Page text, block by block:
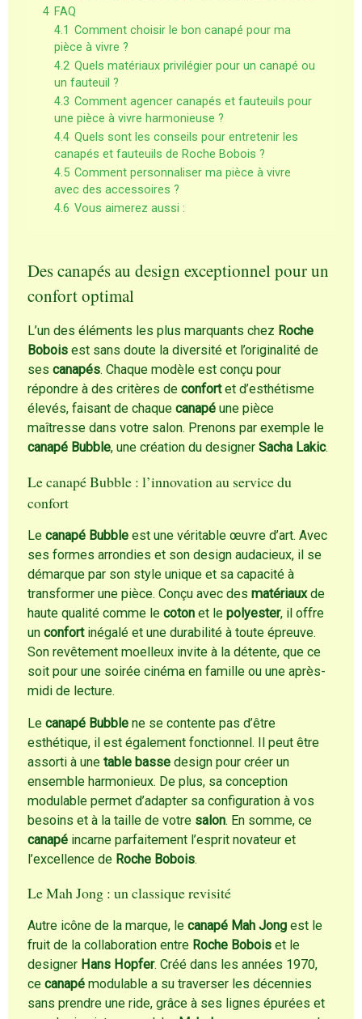
4 FAQ
4.1 Comment choisir le bon canapé pour ma
pièce à vivre ?
4.2 Quels matériaux privilégier pour un canapé ou
un fauteuil ?
4.3 Comment agencer canapés et fauteuils pour
une pièce à vivre harmonieuse ?
4.4 Quels sont les conseils pour entretenir les
canapés et fauteuils de Roche Bobois ?
4.5 Comment personnaliser ma pièce à vivre
avec des accessoires ?
4.6 Vous aimerez aussi :
Des canapés au design exceptionnel pour un
confort optimal
L’un des éléments les plus marquants chez Roche
Bobois est sans doute la diversité et l’originalité de
sescanapés. Chaque modèle est conçu pour
répondre à des critères deconfortet d’esthétisme
élevés, faisant de chaquecanapé une pièce
maîtresse dans votre salon. Prenons par exemple le
canapé Bubble, une création du designerSacha Lakic.
Le canapé Bubble : l’innovation au service du
confort
Lecanapé Bubble est une véritable œuvre d’art. Avec
ses formes arrondies et son design audacieux, il se
démarque par son style unique et sa capacité à
transformer une pièce. Conçu avec desmatériauxde
haute qualité comme lecoton et lepolyester, il offre
unconfortinégalé et une durabilité à toute épreuve.
Son revêtement moelleux invite à la détente, que ce
soit pour une soirée cinéma en famille ou une après-
midi de lecture.
Lecanapé Bubble ne se contente pas d’être
esthétique, il est également fonctionnel. Il peut être
assorti à unetable basse design pour créer un
ensemble harmonieux. De plus, sa conception
modulable permet d’adapter sa configuration à vos
besoins et à la taille de votre salon. En somme, ce
canapé incarne parfaitement l’esprit novateur et
l’excellence de Roche Bobois.
Le Mah Jong : un classique revisité
Autre icône de la marque, lecanapé Mah Jong est le
fruit de la collaboration entre Roche Bobois et le
designer Hans Hopfer. Créé dans les années 1970,
cecanapé modulable a su traverser les décennies
sans prendre une ride, grâce à ses lignes épurées et